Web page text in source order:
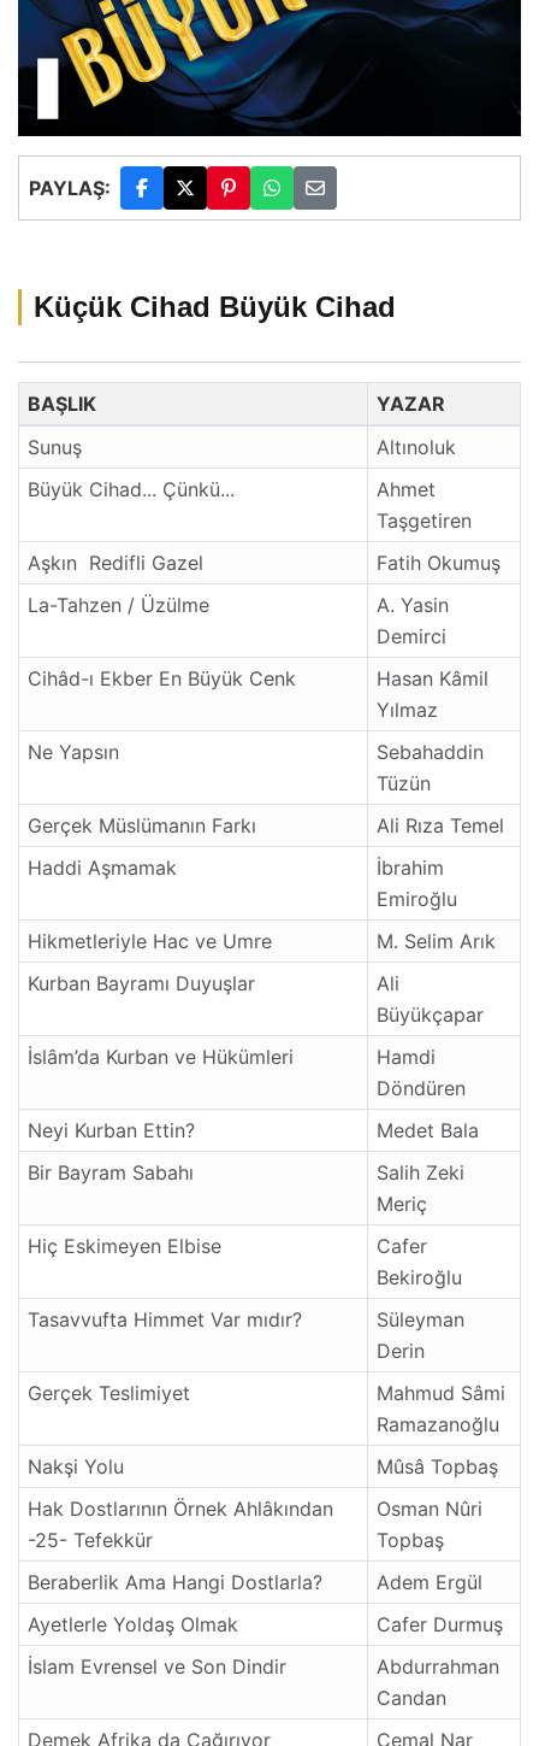
PAYLAŞ:
Küçük Cihad Büyük Cihad
BAŞLIK
YAZAR
Sunuş
Altınoluk
Büyük Cihad... Çünkü...
Ahmet
Taşgetiren
Aşkın Redifli Gazel
Fatih Okumuş
La-Tahzen / Üzülme
A. Yasin
Demirci
Cihâd-ı Ekber En Büyük Cenk
Hasan Kâmil
Yılmaz
Ne Yapsın
Sebahaddin
Tüzün
Gerçek Müslümanın Farkı
Ali Rıza Temel
Haddi Aşmamak
İbrahim
Emiroğlu
Hikmetleriyle Hac ve Umre
M. Selim Arık
Kurban Bayramı Duyuşlar
Ali
Büyükçapar
İslâm’da Kurban ve Hükümleri
Hamdi
Döndüren
Neyi Kurban Ettin?
Medet Bala
Bir Bayram Sabahı
Salih Zeki
Meriç
Hiç Eskimeyen Elbise
Cafer
Bekiroğlu
Tasavvufta Himmet Var mıdır?
Süleyman
Derin
Gerçek Teslimiyet
Mahmud Sâmi
Ramazanoğlu
Nakşi Yolu
Mûsâ Topbaş
Hak Dostlarının Örnek Ahlâkından
-25- Tefekkür
Osman Nûri
Topbaş
Beraberlik Ama Hangi Dostlarla?
Adem Ergül
Ayetlerle Yoldaş Olmak
Cafer Durmuş
İslam Evrensel ve Son Dindir
Abdurrahman
Candan
Demek Afrika da Çağırıyor
Cemal Nar